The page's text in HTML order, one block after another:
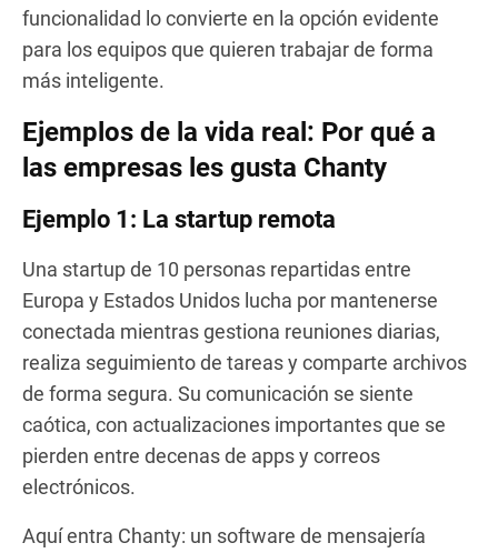
funcionalidad lo convierte en la opción evidente
para los equipos que quieren trabajar de forma
más inteligente.
Ejemplos de la vida real: Por qué a
las empresas les gusta Chanty
Ejemplo 1: La startup remota
Una startup de 10 personas repartidas entre
Europa y Estados Unidos lucha por mantenerse
conectada mientras gestiona reuniones diarias,
realiza seguimiento de tareas y comparte archivos
de forma segura. Su comunicación se siente
caótica, con actualizaciones importantes que se
pierden entre decenas de apps y correos
electrónicos.
Aquí entra Chanty: un software de mensajería